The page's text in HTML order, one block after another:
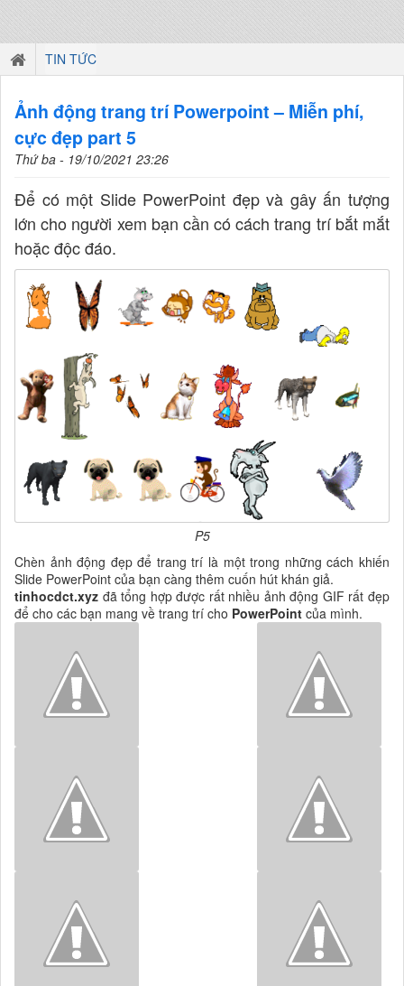
TIN TỨC
Ảnh động trang trí Powerpoint – Miễn phí,
cực đẹp part 5
Thứ ba - 19/10/2021 23:26
Để có một Slide PowerPoint đẹp và gây ấn tượng
lớn cho người xem bạn cần có cách trang trí bắt mắt
hoặc độc đáo.
P5
Chèn ảnh động đẹp để trang trí là một trong những cách khiến
Slide PowerPoint của bạn càng thêm cuốn hút khán giả.
tinhocdct.xyz đã tổng hợp được rất nhiều ảnh động GIF rất đẹp
để cho các bạn mang về trang trí cho PowerPoint của mình.